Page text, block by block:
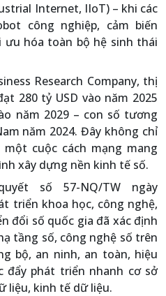
Internet, IIoT) – khi các
công nghiệp, cảm biến
hóa toàn bộ hệ sinh thái
Research Company, thị
280 tỷ USD vào năm 2025
năm 2029 – con số tương
năm 2024. Đây không chỉ
cuộc cách mạng mang
xây dựng nền kinh tế số.
số 57-NQ/TW ngày
triển khoa học, công nghệ,
đổi số quốc gia đã xác định
tầng số, công nghệ số trên
bộ, an ninh, an toàn, hiệu
đẩy phát triển nhanh cơ sở
liệu, kinh tế dữ liệu.